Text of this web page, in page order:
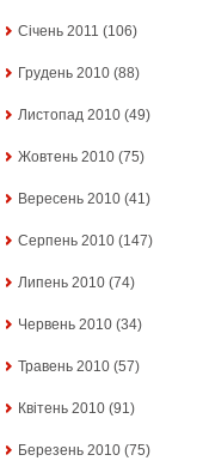
Січень 2011 (106)
Грудень 2010 (88)
Листопад 2010 (49)
Жовтень 2010 (75)
Вересень 2010 (41)
Серпень 2010 (147)
Липень 2010 (74)
Червень 2010 (34)
Травень 2010 (57)
Квітень 2010 (91)
Березень 2010 (75)